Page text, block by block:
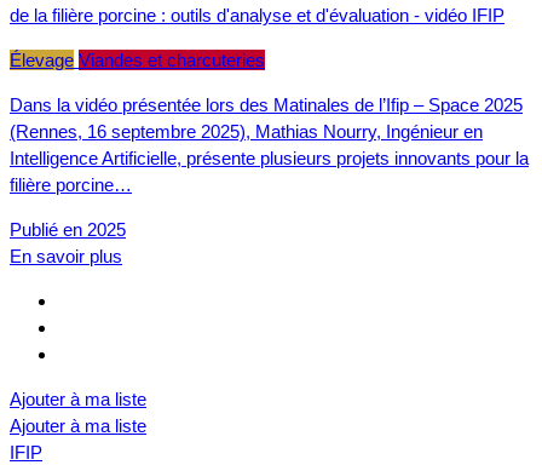
de la filière porcine : outils d'analyse et d'évaluation - vidéo IFIP
Élevage Viandes et charcuteries
Dans la vidéo présentée lors des Matinales de l’Ifip – Space 2025
(Rennes, 16 septembre 2025), Mathias Nourry, Ingénieur en
Intelligence Artificielle, présente plusieurs projets innovants pour la
filière porcine…
Publié en 2025
En savoir plus
Ajouter à ma liste
Ajouter à ma liste
IFIP